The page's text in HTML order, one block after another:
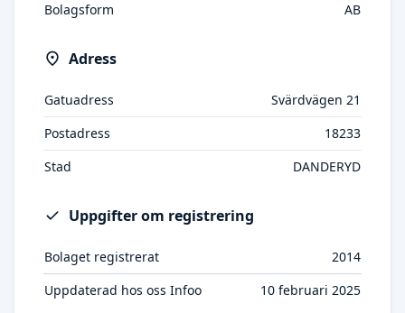
Bolagsform
AB
Adress
Gatuadress
Svärdvägen 21
Postadress
18233
Stad
DANDERYD
Uppgifter om registrering
Bolaget registrerat
2014
Uppdaterad hos oss Infoo
10 februari 2025